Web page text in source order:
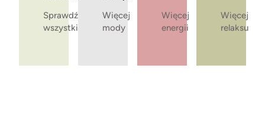
Sprawdź
wszystkie
Więcej
mody
Więcej
energii
Więcej
relaksu